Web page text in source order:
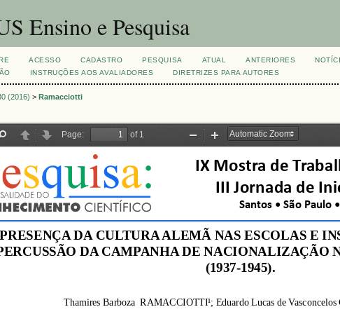
Ensino e Pesquisa
ACESSO CADASTRO PESQUISA ATUAL ANTERIORES
INSTRUÇÕES AOS AVALIADORES DIRETRIZES PARA AUTORES
(2016) >Ramacciotti